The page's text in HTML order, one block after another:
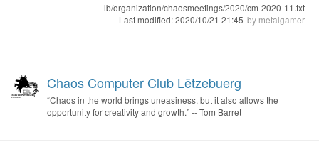
lb/organization/chaosmeetings/2020/cm-2020-11.txt
Last modified:2020/10/21 21:45 by metalgamer
Chaos Computer Club Lëtzebuerg
“Chaos in the world brings uneasiness, but it also allows the
opportunity for creativity and growth.” -- Tom Barret